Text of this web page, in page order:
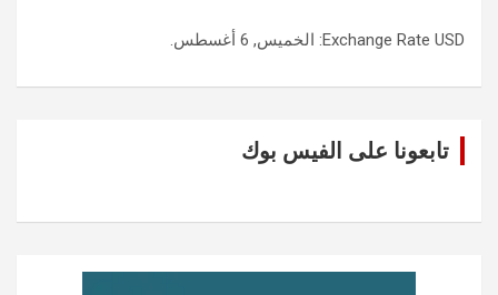
Exchange Rate USD : الخميس, 6 أغسطس.
تابعونا على الفيس بوك